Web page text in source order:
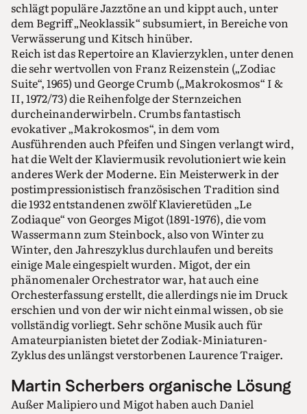
schlägt populäre Jazztöne an und kippt auch, unter
dem Begriff „Neoklassik“ subsumiert, in Bereiche von
Verwässerung und Kitsch hinüber.
Reich ist das Repertoire an Klavierzyklen, unter denen
die sehr wertvollen von Franz Reizenstein („Zodiac
Suite“, 1965) und George Crumb („Makrokosmos“ I &
II, 1972/73) die Reihenfolge der Sternzeichen
durcheinanderwirbeln. Crumbs fantastisch
evokativer „Makrokosmos“, in dem vom
Ausführenden auch Pfeifen und Singen verlangt wird,
hat die Welt der Klaviermusik revolutioniert wie kein
anderes Werk der Moderne. Ein Meisterwerk in der
postimpressionistisch französischen Tradition sind
die 1932 entstandenen zwölf Klavieretüden „Le
Zodiaque“ von Georges Migot (1891-1976), die vom
Wassermann zum Steinbock, also von Winter zu
Winter, den Jahreszyklus durchlaufen und bereits
einige Male eingespielt wurden. Migot, der ein
phänomenaler Orchestrator war, hat auch eine
Orchesterfassung erstellt, die allerdings nie im Druck
erschien und von der wir nicht einmal wissen, ob sie
vollständig vorliegt. Sehr schöne Musik auch für
Amateurpianisten bietet der Zodiak-Miniaturen-
Zyklus des unlängst verstorbenen Laurence Traiger.
Martin Scherbers organische Lösung
Außer Malipiero und Migot haben auch Daniel